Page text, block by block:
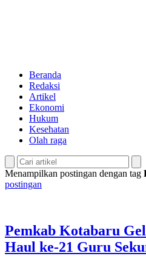
Beranda
Redaksi
Artikel
Ekonomi
Hukum
Kesehatan
Olah raga
Menampilkan postingan dengan tag
postingan
Pemkab Kotabaru
Haul ke-21 Guru